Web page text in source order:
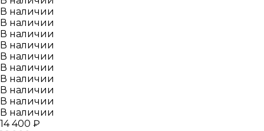
В наличии
В наличии
В наличии
В наличии
В наличии
В наличии
В наличии
В наличии
В наличии
В наличии
14 400 ₽